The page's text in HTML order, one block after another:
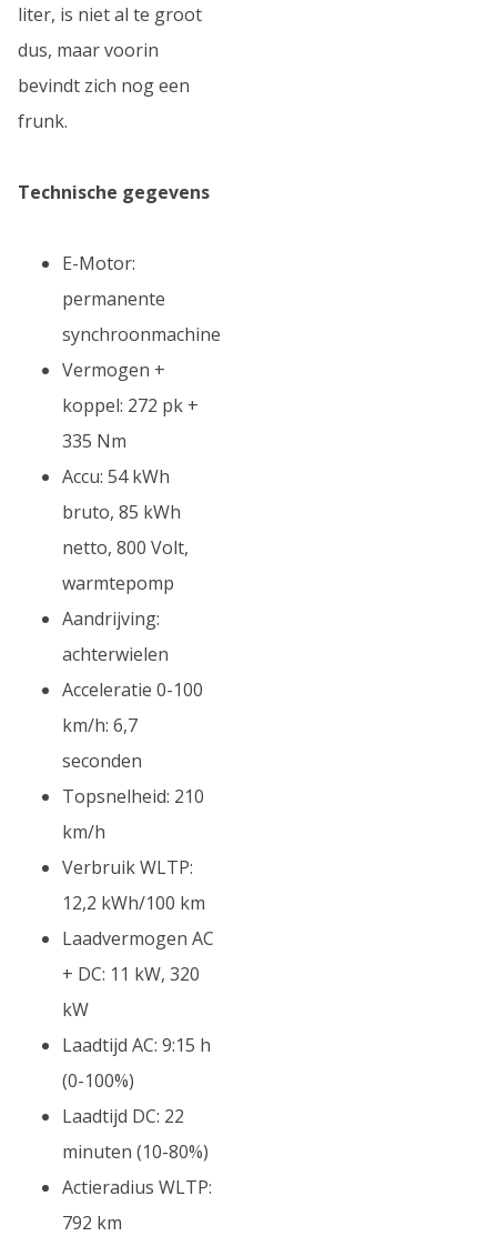
liter, is niet al te groot
dus, maar voorin
bevindt zich nog een
frunk.
Technische gegevens
E-Motor:
permanente
synchroonmachine
Vermogen +
koppel: 272 pk +
335 Nm
Accu: 54 kWh
bruto, 85 kWh
netto, 800 Volt,
warmtepomp
Aandrijving:
achterwielen
Acceleratie 0-100
km/h: 6,7
seconden
Topsnelheid: 210
km/h
Verbruik WLTP:
12,2 kWh/100 km
Laadvermogen AC
+ DC: 11 kW, 320
kW
Laadtijd AC: 9:15 h
(0-100%)
Laadtijd DC: 22
minuten (10-80%)
Actieradius WLTP:
792 km